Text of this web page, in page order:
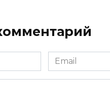
Email
*